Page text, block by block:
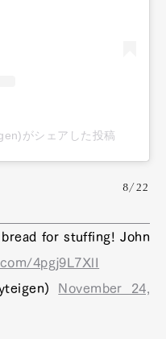
がシェアした投稿
8/22
for stuffing! John
4pgj9L7XlI
November 24,